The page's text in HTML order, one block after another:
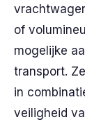
of
mogelijke
transport.
in
veiligheid